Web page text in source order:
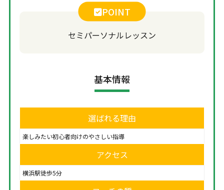
POINT
セミパーソナルレッスン
基本情報
選ばれる理由
楽しみたい初心者向けのやさしい指導
アクセス
横浜駅徒歩5分